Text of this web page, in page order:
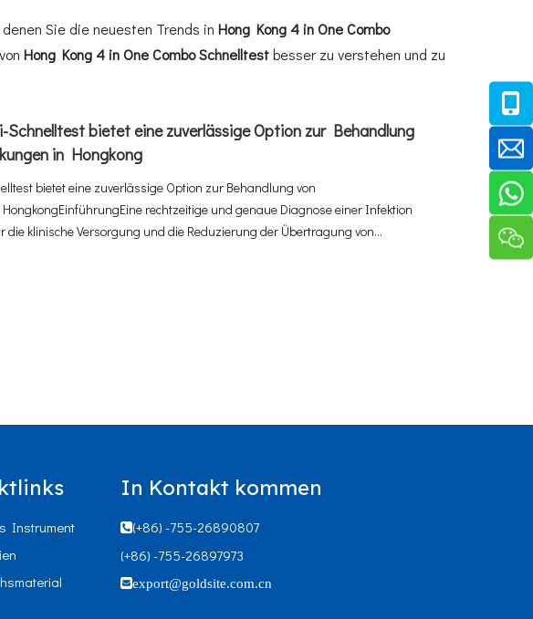
Sie die neuesten Trends in Hong Kong 4 in One Combo
Hong Kong 4 in One Combo Schnelltestbesser zu verstehen und zu
Schnelltest bietet eine zuverlässige Option zur Behandlung
in Hongkong
bietet eine zuverlässige Option zur Behandlung von
rechtzeitige und genaue Diagnose einer Infektion
die klinische Versorgung und die Reduzierung der Übertragung von
Instrument
In Kontakt kommen
(+86) -755-26890807
(+86) -755-26897973
export@goldsite.com.cn